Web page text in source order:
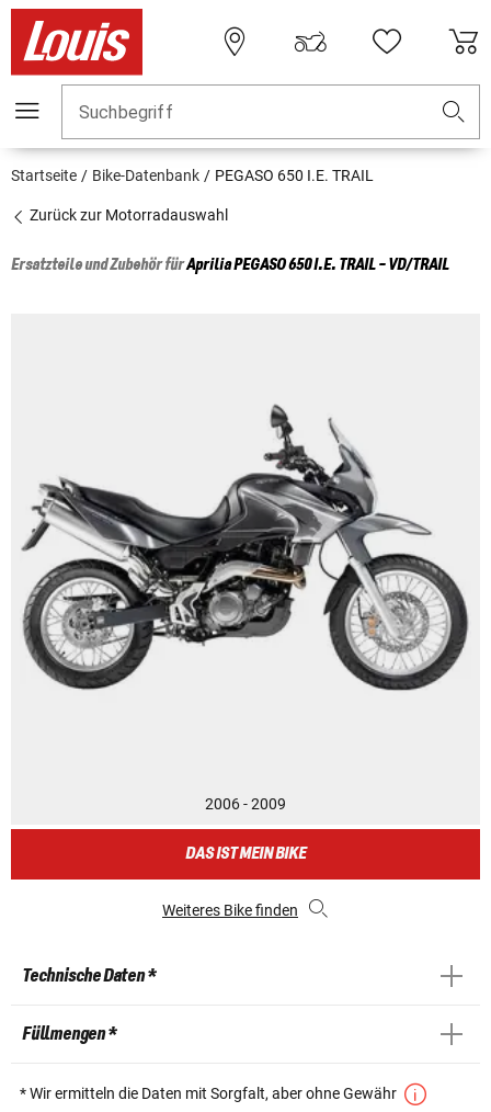
Suchbegriff
Startseite Bike-Datenbank PEGASO 650 I.E. TRAIL
Zurück zur Motorradauswahl
Ersatzteile und Zubehör fürApriliaPEGASO 650 I.E. TRAIL - VD/TRAIL
2006 - 2009
DAS IST MEIN BIKE
Weiteres Bike finden
Technische Daten *
Füllmengen *
* Wir ermitteln die Daten mit Sorgfalt, aber ohne Gewähr